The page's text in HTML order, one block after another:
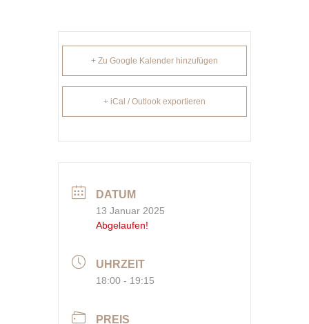
+ Zu Google Kalender hinzufügen
+ iCal / Outlook exportieren
DATUM
13 Januar 2025
Abgelaufen!
UHRZEIT
18:00 - 19:15
PREIS